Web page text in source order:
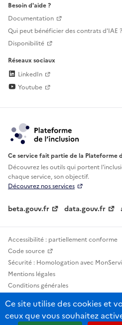
Besoin d'aide ?
Documentation
Qui peut bénéficier des contrats d'IAE ?
Disponibilité
Réseaux sociaux
LinkedIn
Youtube
Ce service fait partie de la Plateforme
Découvrez les outils qui portent
chaque service, son objectif.
Découvrez nos services
beta.gouv.fr data.gouv.fr
Accessibilité : partiellement conforme
Code source
Sécurité : Homologation avec
Mentions légales
Conditions générales
Statistiques, lexiques et indicateurs
Sauf mention contraire, tous les
Ce site utilise des cookies et
ceux que vous souhaitez